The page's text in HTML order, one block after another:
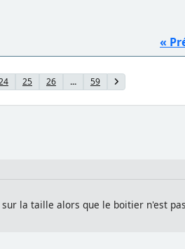
«
25 26 ... 59
la taille alors que le boitier n'est